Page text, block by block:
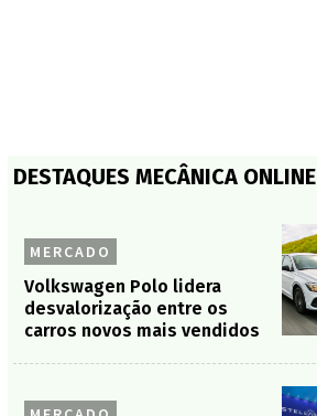
DESTAQUES MECÂNICA ONLINE
MERCADO
Volkswagen Polo lidera
desvalorização entre os
carros novos mais vendidos